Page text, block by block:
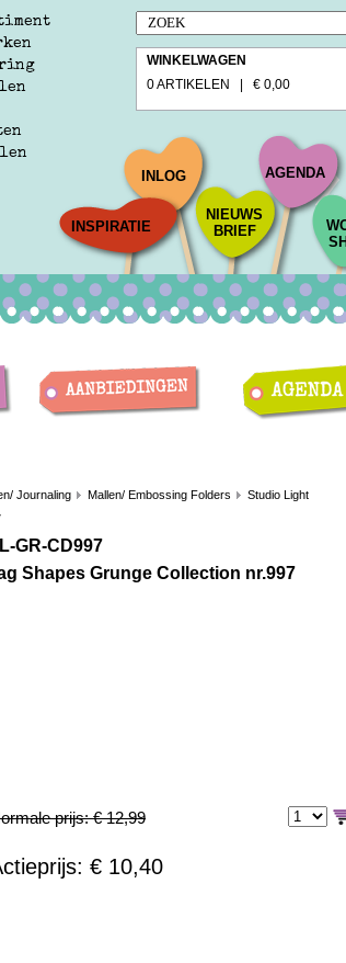
WINKELWAGEN
0 ARTIKELEN | € 0,00
INSPIRATIE
INLOG
NIEUWS
BRIEF
AGENDA
Journaling Mallen/ Embossing Folders
Studio Light
GR-CD997
Shapes Grunge Collection nr.997
prijs: € 12,99
€ 10,40